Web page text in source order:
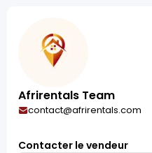
Afrirentals Team
contact@afrirentals.com
Contacter le vendeur